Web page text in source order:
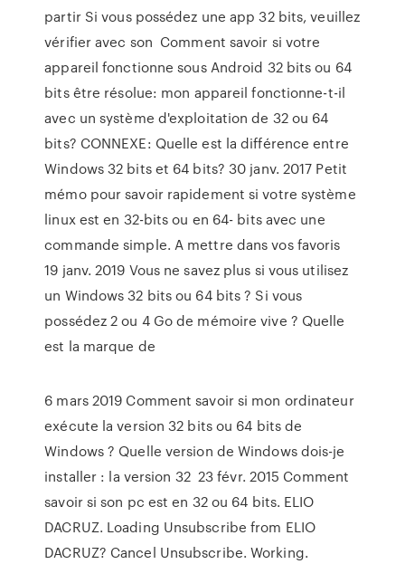
partir Si vous possédez une app 32 bits, veuillez
vérifier avec son Comment savoir si votre
appareil fonctionne sous Android 32 bits ou 64
bits être résolue: mon appareil fonctionne-t-il
avec un système d'exploitation de 32 ou 64
bits? CONNEXE: Quelle est la différence entre
Windows 32 bits et 64 bits? 30 janv. 2017 Petit
mémo pour savoir rapidement si votre système
linux est en 32-bits ou en 64- bits avec une
commande simple. A mettre dans vos favoris
19 janv. 2019 Vous ne savez plus si vous utilisez
un Windows 32 bits ou 64 bits ? Si vous
possédez 2 ou 4 Go de mémoire vive ? Quelle
est la marque de
6 mars 2019 Comment savoir si mon ordinateur
exécute la version 32 bits ou 64 bits de
Windows ? Quelle version de Windows dois-je
installer : la version 32 23 févr. 2015 Comment
savoir si son pc est en 32 ou 64 bits. ELIO
DACRUZ. Loading Unsubscribe from ELIO
DACRUZ? Cancel Unsubscribe. Working.